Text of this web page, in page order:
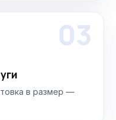
03
в размер —